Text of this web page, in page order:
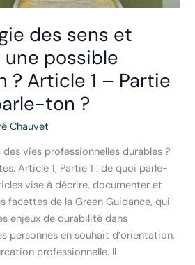
des sens et
une possible
? Article 1 – Partie
ton ?
Chauvet
des vies professionnelles durables ?
Article 1, Partie 1 : de quoi parle-
vise à décrire, documenter et
facettes de la Green Guidance, qui
enjeux de durabilité dans
personnes en souhait d’orientation,
professionnelle. Il